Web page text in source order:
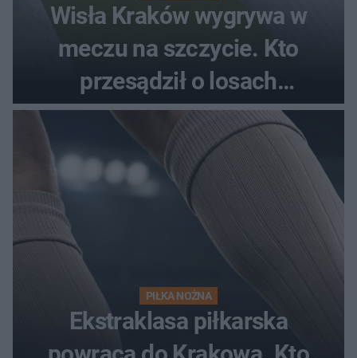
Wisła Kraków wygrywa w
meczu na szczycie. Kto
przesądził o losach
spotkania?
PIŁKA NOŻNA
Ekstraklasa piłkarska